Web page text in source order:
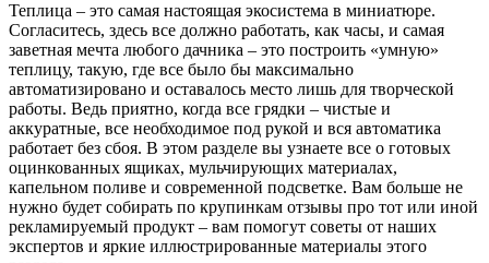
Теплица – это самая настоящая экосистема в миниатюре.
Согласитесь, здесь все должно работать, как часы, и самая
заветная мечта любого дачника – это построить «умную»
теплицу, такую, где все было бы максимально
автоматизировано и оставалось место лишь для творческой
работы. Ведь приятно, когда все грядки – чистые и
аккуратные, все необходимое под рукой и вся автоматика
работает без сбоя. В этом разделе вы узнаете все о готовых
оцинкованных ящиках, мульчирующих материалах,
капельном поливе и современной подсветке. Вам больше не
нужно будет собирать по крупинкам отзывы про тот или иной
рекламируемый продукт – вам помогут советы от наших
экспертов и яркие иллюстрированные материалы этого